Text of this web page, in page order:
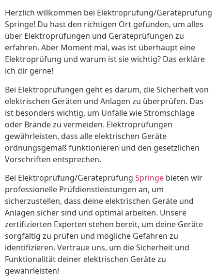
Herzlich willkommen bei Elektroprüfung/Geräteprüfung
Springe! Du hast den richtigen Ort gefunden, um alles
über Elektroprüfungen und Geräteprüfungen zu
erfahren. Aber Moment mal, was ist überhaupt eine
Elektroprüfung und warum ist sie wichtig? Das erkläre
ich dir gerne!
Bei Elektroprüfungen geht es darum, die Sicherheit von
elektrischen Geräten und Anlagen zu überprüfen. Das
ist besonders wichtig, um Unfälle wie Stromschläge
oder Brände zu vermeiden. Elektroprüfungen
gewährleisten, dass alle elektrischen Geräte
ordnungsgemäß funktionieren und den gesetzlichen
Vorschriften entsprechen.
Bei Elektroprüfung/Geräteprüfung Springe bieten wir
professionelle Prüfdienstleistungen an, um
sicherzustellen, dass deine elektrischen Geräte und
Anlagen sicher sind und optimal arbeiten. Unsere
zertifizierten Experten stehen bereit, um deine Geräte
sorgfältig zu prüfen und mögliche Gefahren zu
identifizieren. Vertraue uns, um die Sicherheit und
Funktionalität deiner elektrischen Geräte zu
gewährleisten!